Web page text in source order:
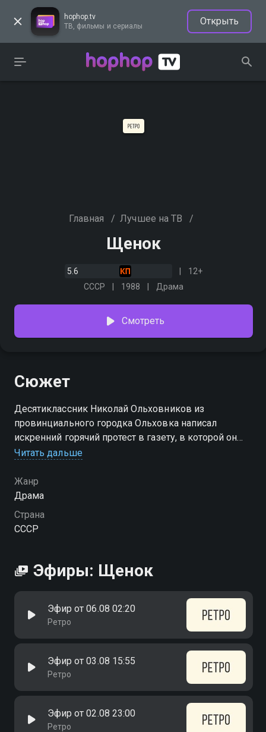
hophop.tv
ТВ, фильмы и сериалы
Открыть
Главная / Лучшее на ТВ /
Щенок
5.6
12+
СССР
1988 Драма
Смотреть
Сюжет
Десятиклассник Николай Ольховников из
провинциального городка Ольховка написал
искренний горячий протест в газету, в которой он
обвинял "отцов города" в неправедных действиях.
Читать дальше
Жанр
Драма
Страна
СССР
Эфиры: Щенок
Эфир от 06.08 02:20
Ретро
Эфир от 03.08 15:55
Ретро
Эфир от 02.08 23:00
Ретро